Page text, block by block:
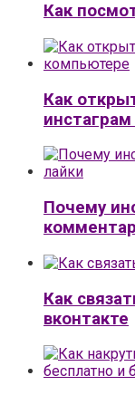
Как
Как
Почему
Как
вконтакте